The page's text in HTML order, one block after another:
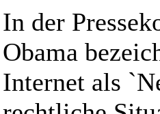
In der
Obama
Internet als